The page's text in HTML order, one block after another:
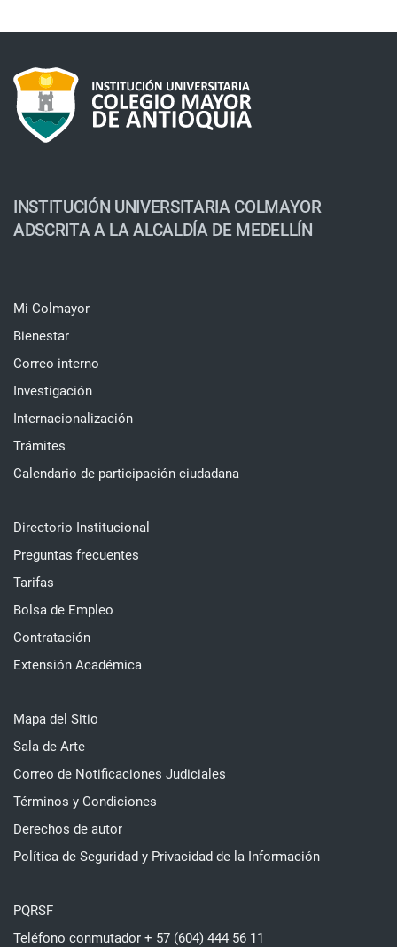
INSTITUCIÓN UNIVERSITARIA COLMAYOR
ADSCRITA A LA ALCALDÍA DE MEDELLÍN
Mi Colmayor
Bienestar
Correo interno
Investigación
Internacionalización
Trámites
Calendario de participación ciudadana
Directorio Institucional
Preguntas frecuentes
Tarifas
Bolsa de Empleo
Contratación
Extensión Académica
Mapa del Sitio
Sala de Arte
Correo de Notificaciones Judiciales
Términos y Condiciones
Derechos de autor
Política de Seguridad y Privacidad de la Información
PQRSF
Teléfono conmutador + 57 (604) 444 56 11